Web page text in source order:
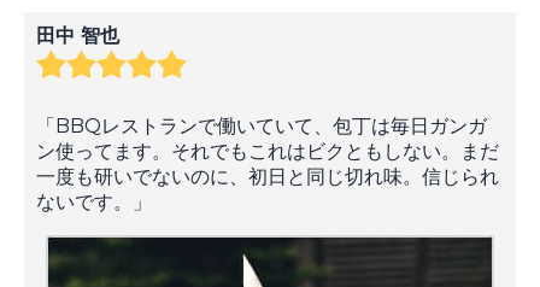
田中 智也
「BBQレストランで働いていて、包丁は毎日ガンガ
ン使ってます。それでもこれはビクともしない。まだ
一度も研いでないのに、初日と同じ切れ味。信じられ
ないです。」